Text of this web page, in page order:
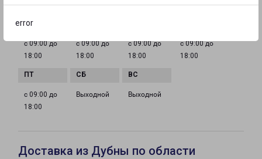
error
ГРАФИК РАБОТЫ
с 09:00 до
18:00
с 09:00 до
18:00
с 09:00 до
18:00
с 09:00 до
18:00
с 09:00 до
18:00
Выходной Выходной
Доставка из Дубны по области